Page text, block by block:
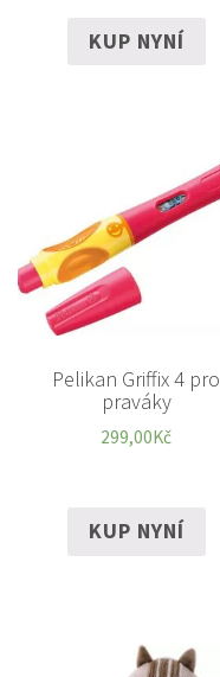
KUP NYNÍ
Pelikan Griffix 4 pro
praváky
299,00Kč
KUP NYNÍ